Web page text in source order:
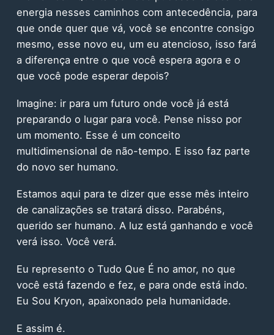
energia nesses caminhos com antecedência, para
que onde quer que vá, você se encontre consigo
mesmo, esse novo eu, um eu atencioso, isso fará
a diferença entre o que você espera agora e o
que você pode esperar depois?
Imagine: ir para um futuro onde você já está
preparando o lugar para você. Pense nisso por
um momento. Esse é um conceito
multidimensional de não-tempo. E isso faz parte
do novo ser humano.
Estamos aqui para te dizer que esse mês inteiro
de canalizações se tratará disso. Parabéns,
querido ser humano. A luz está ganhando e você
verá isso. Você verá.
Eu represento o Tudo Que É no amor, no que
você está fazendo e fez, e para onde está indo.
Eu Sou Kryon, apaixonado pela humanidade.
E assim é.